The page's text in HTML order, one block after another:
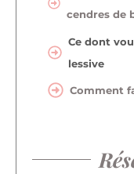
cendres de
Ce dont
lessive
Comment